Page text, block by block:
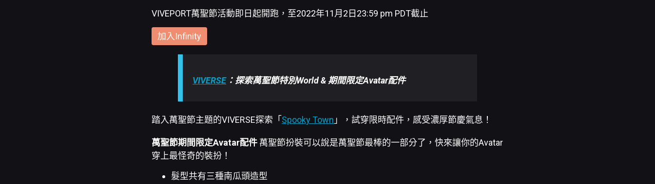
VIVEPORT萬聖節活動即日起開跑，至2022年11月2日23:59 pm PDT截止
加入Infinity
VIVERSE： 探索萬聖節特別World & 期間限定Avatar配件
踏入萬聖節主題的VIVERSE探索「 Spooky Town 」，試穿限時配件，感受濃厚節慶氣息！
萬聖節期間限定Avatar配件 萬聖節扮裝可以說是萬聖節最棒的一部分了，快來讓你的Avatar
穿上最怪奇的裝扮！
髮型共有三種南瓜頭造型